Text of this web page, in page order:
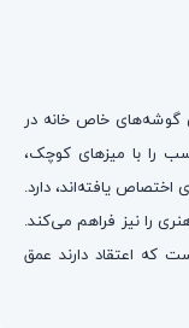
گوشه‌های خاص خانه در
۳۴*۳۰، بهترین تناسب را با میزهای کوچک،
یافته‌اند، دارد.
را نیز فراهم می‌کند.
که اعتقاد دارند عمق